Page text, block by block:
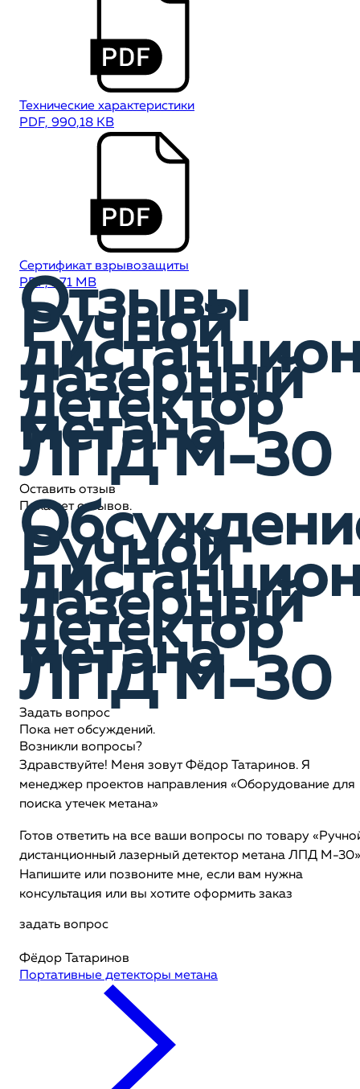
Технические характеристики
PDF, 990,18 KB
Сертификат взрывозащиты
PDF, 1,71 MB
Отзывы
Ручной
лазерный
детектор
метана
ЛПД М-30
Оставить отзыв
Пока нет отзывов.
Ручной
лазерный
детектор
метана
ЛПД М-30
Задать вопрос
Пока нет обсуждений.
Возникли вопросы?
Здравствуйте! Меня зовут Фёдор Татаринов. Я
менеджер проектов направления «Оборудование для
поиска утечек метана»
Готов ответить на все ваши вопросы по товару
дистанционный лазерный детектор метана ЛПД М-
Напишите или позвоните мне, если вам нужна
консультация или вы хотите оформить заказ
задать вопрос
Фёдор Татаринов
Портативные детекторы метана